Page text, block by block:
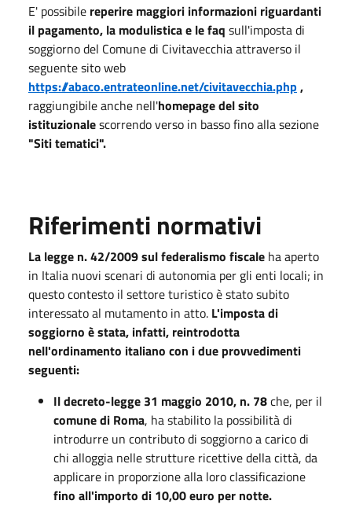
E' possibile reperire maggiori informazioni riguardanti
il pagamento, la modulistica e le faq sull'imposta di
soggiorno del Comune di Civitavecchia attraverso il
seguente sito web
https://abaco.entrateonline.net/civitavecchia.php ,
raggiungibile anche nell'homepage del sito
istituzionalescorrendo verso in basso fino alla sezione
"Siti tematici".
Riferimenti normativi
La legge n. 42/2009 sul federalismo fiscale ha aperto
in Italia nuovi scenari di autonomia per gli enti locali; in
questo contesto il settore turistico è stato subito
interessato al mutamento in atto. L'imposta di
soggiorno è stata, infatti, reintrodotta
nell'ordinamento italiano con i due provvedimenti
seguenti:
Il decreto-legge 31 maggio 2010, n. 78che, per il
comune di Roma, ha stabilito la possibilità di
introdurre un contributo di soggiorno a carico di
chi alloggia nelle strutture ricettive della città, da
applicare in proporzione alla loro classificazione
fino all'importo di 10,00 euro per notte.